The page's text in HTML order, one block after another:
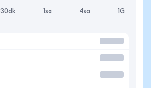
30dk 1sa 4sa 1G